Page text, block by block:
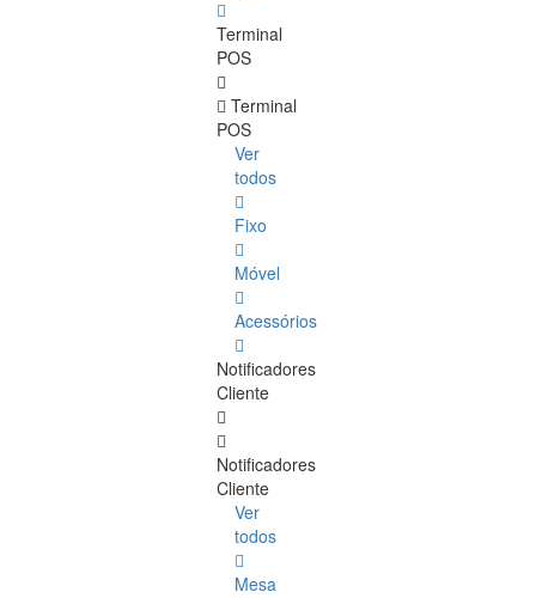
Terminal
POS
Terminal
POS
Ver
todos
Fixo
Móvel
Acessórios
Notificadores
Cliente
Notificadores
Cliente
Ver
todos
Mesa